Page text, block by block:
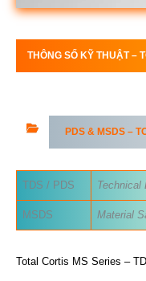
THÔNG SỐ KỸ THUẬT –
PDS & MSDS –
TDS / PDS Technical
MSDS Material
Total Cortis MS Series –